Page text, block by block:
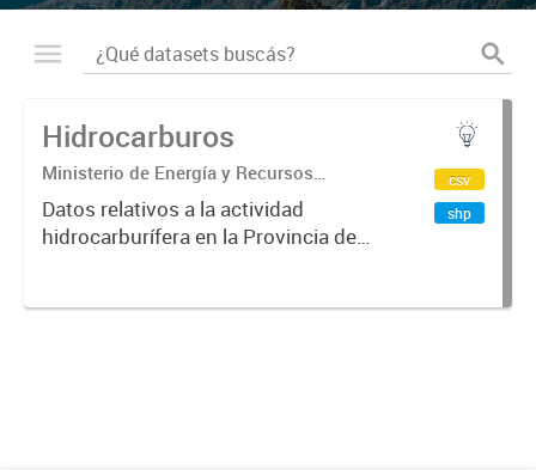
Hidrocarburos
Ministerio de Energía y Recursos
Naturales. Subsecretaría de Energía e
Hidrocarburos.
Datos relativos a la actividad
hidrocarburífera en la Provincia del
csv
shp